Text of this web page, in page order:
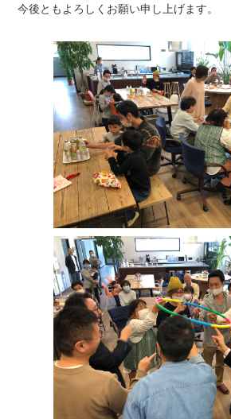
今後ともよろしくお願い申し上げます。